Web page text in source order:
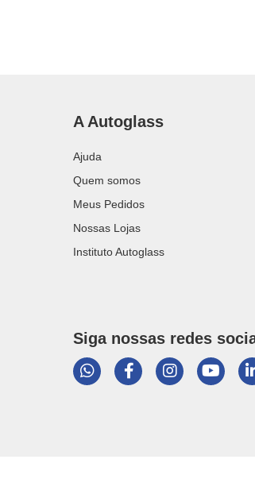
A Autoglass
Ajuda
Quem somos
Meus Pedidos
Nossas Lojas
Instituto Autoglass
Siga nossas redes